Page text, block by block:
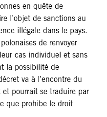
en quête de
l’objet de sanctions au
illégale dans le pays.
de renvoyer
cas individuel et sans
la possibilité de
va à l’encontre du
pourrait se traduire par
que prohibe le droit